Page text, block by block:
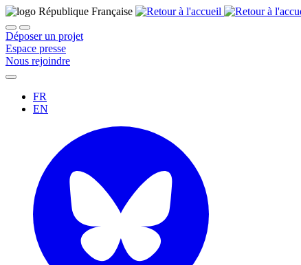
Déposer un projet
Espace presse
Nous rejoindre
FR
EN